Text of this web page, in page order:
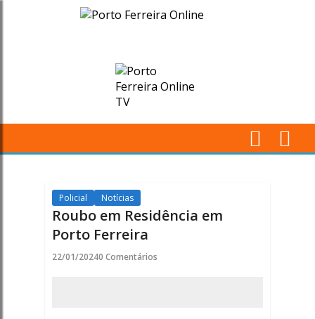
Roubo
Residência
-
Porto
Ferreira
Policial Notícias
Roubo em Residência em
Porto Ferreira
22/01/20240 Comentários